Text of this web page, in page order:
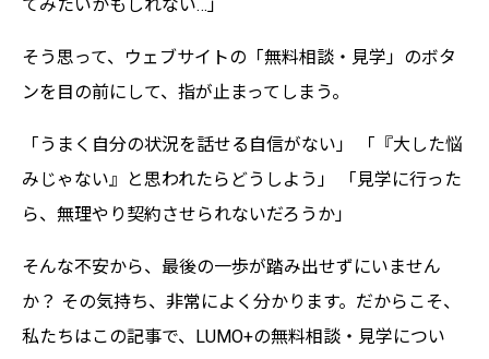
てみたいかもしれない…」
そう思って、ウェブサイトの「無料相談・見学」のボタ
ンを目の前にして、指が止まってしまう。
「うまく自分の状況を話せる自信がない」 「『大した悩
みじゃない』と思われたらどうしよう」 「見学に行った
ら、無理やり契約させられないだろうか」
そんな不安から、最後の一歩が踏み出せずにいません
か？ その気持ち、非常によく分かります。だからこそ、
私たちはこの記事で、LUMO+の無料相談・見学につい